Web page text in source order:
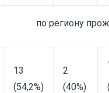
по региону
13
(54,2%)
2
(40%)